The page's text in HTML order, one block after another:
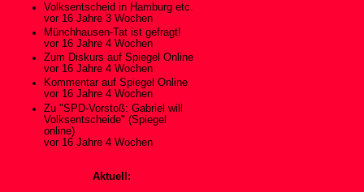
Volksentscheid in Hamburg etc.
vor 16 Jahre 3 Wochen
Münchhausen-Tat ist gefragt!
vor 16 Jahre 4 Wochen
Zum Diskurs auf Spiegel Online
vor 16 Jahre 4 Wochen
Kommentar auf Spiegel Online
vor 16 Jahre 4 Wochen
Zu "SPD-Vorstoß: Gabriel will
Volksentscheide" (Spiegel
online)
vor 16 Jahre 4 Wochen
Aktuell: